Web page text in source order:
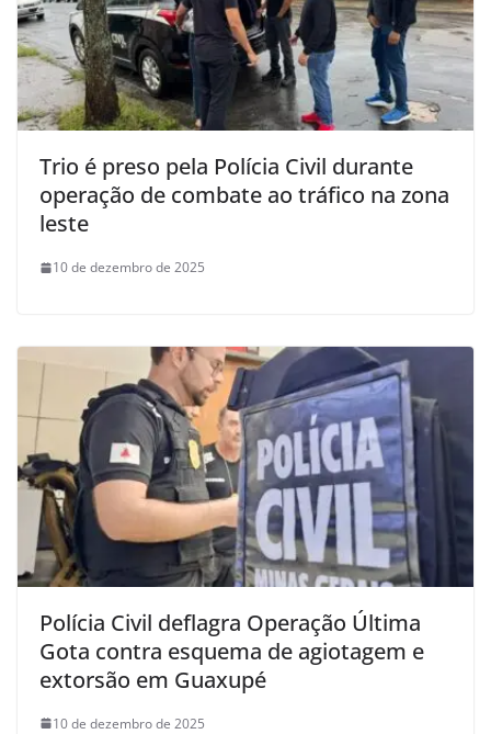
Trio é preso pela Polícia Civil durante
operação de combate ao tráfico na zona
leste
10 de dezembro de 2025
Polícia Civil deflagra Operação Última
Gota contra esquema de agiotagem e
extorsão em Guaxupé
10 de dezembro de 2025